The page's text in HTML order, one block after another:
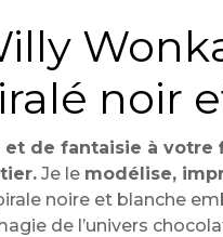
noir
de fantaisie à
Je le modélise,
noire et blanche
de l’univers